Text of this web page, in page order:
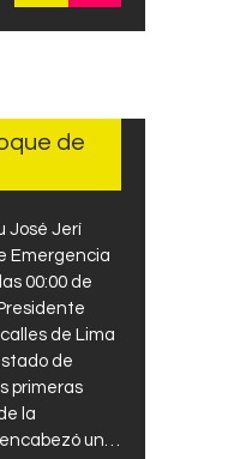
de
José Jerí
Emergencia
00:00 de
de Lima
de
primeras
la
encabezó un…